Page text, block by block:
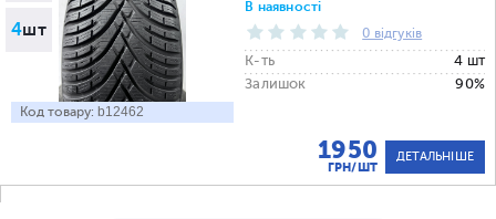
4шт
Код товару: b12462
В наявності
0 відгуків
К-ть
4 шт
Залишок
90%
1950
ГРН/ШТ
ДЕТАЛЬНІШЕ